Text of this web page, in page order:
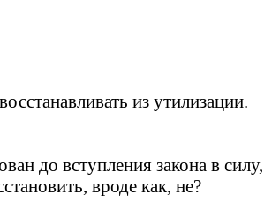
из утилизации.
до вступления закона в силу,
вроде как, не?